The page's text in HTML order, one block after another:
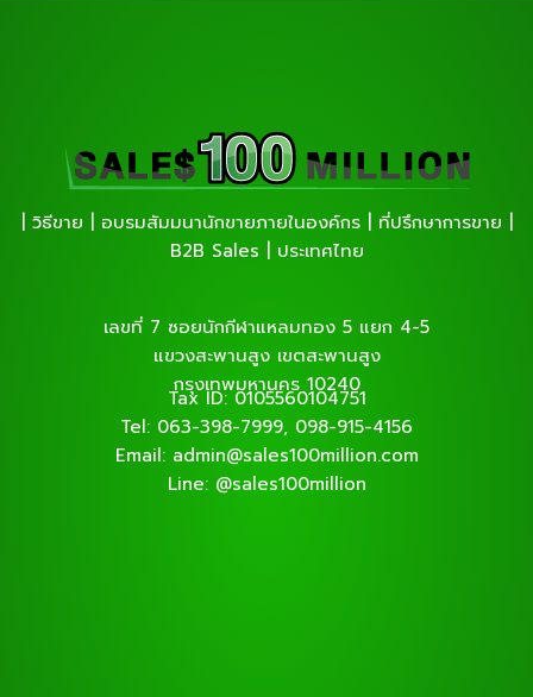
| วิธีขาย | อบรมสัมมนานักขายภายในองค์กร | ที่ปรึกษาการขาย |
B2B Sales | ประเทศไทย
เลขที่ 7 ซอยนักกีฬาแหลมทอง 5 แยก 4-5
แขวงสะพานสูง เขตสะพานสูง
กรุงเทพมหานคร 10240
Tax ID: 0105560104751
Tel: 063-398-7999, 098-915-4156
Email: admin@sales100million.com
Line: @sales100million